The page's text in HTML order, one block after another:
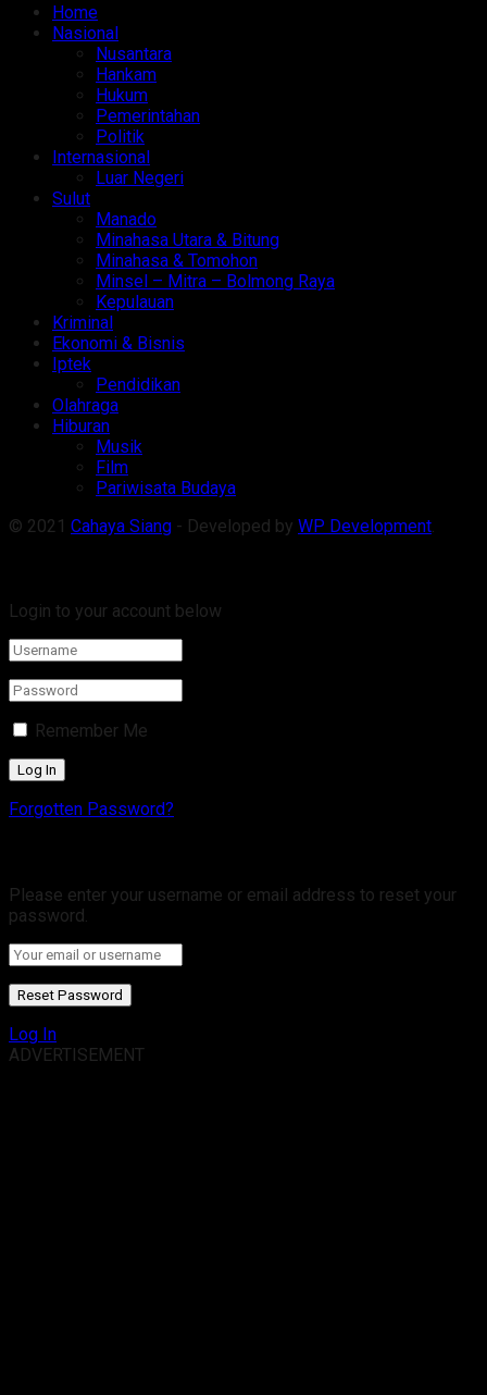
Home
Nasional
Nusantara
Hankam
Hukum
Pemerintahan
Politik
Internasional
Luar Negeri
Sulut
Manado
Minahasa Utara & Bitung
Minahasa & Tomohon
Minsel – Mitra – Bolmong Raya
Kepulauan
Kriminal
Ekonomi & Bisnis
Iptek
Pendidikan
Olahraga
Hiburan
Musik
Film
Pariwisata Budaya
© 2021 Cahaya Siang - Developed by WP Development
Login to your account below
Remember Me
Forgotten Password?
Please enter your username or email address to reset your
password.
Log In
ADVERTISEMENT